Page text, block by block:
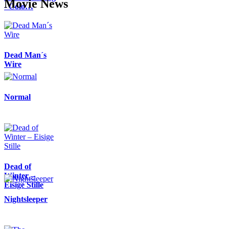
- Colo…
Movie News
Dead Man´s
Wire
Normal
Dead of
Winter –
Eisige Stille
Nightsleeper